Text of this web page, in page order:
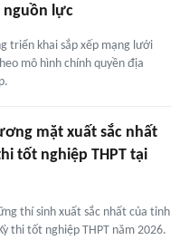
nguồn lực
triển khai sắp xếp mạng lưới
mô hình chính quyền địa
mặt xuất sắc nhất
tốt nghiệp THPT tại
thí sinh xuất sắc nhất của tỉnh
thi tốt nghiệp THPT năm 2026.